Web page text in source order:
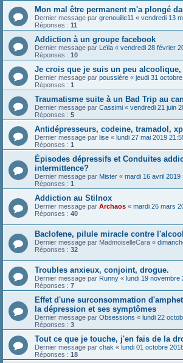
Mon mal être permanent m'a plongé
Dernier message par grenouille11 « vendredi 13
Réponses : 11
Addiction à un groupe facebook
Dernier message par Leïla « vendredi 28 février
Réponses : 10
Je crois que je suis un peu alcoolique,
Dernier message par poussière « jeudi 31
Réponses : 1
Traumatisme suite à un Bad Trip au
Dernier message par Cassimi « vendredi 21 juin
Réponses : 5
Antidépresseurs, codeine, tramadol,
Dernier message par lise « lundi 27 mai 2019
Réponses : 1
Épisodes dépressifs et Conduites
intermittence?
Dernier message par Mister « mardi 16 avril 2019
Réponses : 1
Addiction au Stilnox
Dernier message par Archaos « mardi 26 mars
Réponses : 40
Baclofene, pilule miracle contre
Dernier message par MadmoiselleCara «
Réponses : 32
Troubles anxieux, conjoint, drogue.
Dernier message par Runny « lundi 19 novembre
Réponses : 7
Effet d'une surconsommation
la dépression et ses symptômes
Dernier message par Obsessions « lundi 22
Réponses : 3
Tout ce que je touche, j'en fais de la
Dernier message par chak « lundi 01 octobre
Réponses : 18